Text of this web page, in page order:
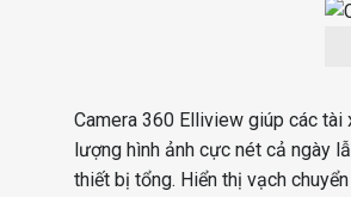
Camera 360 Elliview giúp các tài
lượng hình ảnh cực nét cả ngày
thiết bị tổng. Hiển thị vạch